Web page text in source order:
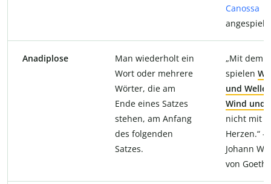
Canossa
angespielt.
Anadiplose
Man wiederholt ein
Wort oder mehrere
Wörter, die am
Ende eines Satzes
stehen, am Anfang
des folgenden
Satzes.
„Mit dem
spielen
und
Wind und
nicht mit
Herzen.“ –
Johann
von Goethe